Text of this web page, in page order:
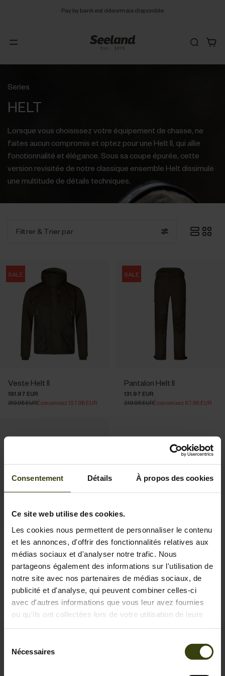
Consentement Détails À propos des cookies
Ce site web utilise des cookies.
Les cookies nous permettent de personnaliser le contenu
et les annonces, d'offrir des fonctionnalités relatives aux
médias sociaux et d'analyser notre trafic. Nous
partageons également des informations sur l'utilisation de
notre site avec nos partenaires de médias sociaux, de
publicité et d'analyse, qui peuvent combiner celles-ci
avec d'autres informations que vous leur avez fournies
ou qu'ils ont collectées lors de votre utilisation de leurs
Nécessaires
Pay by bank est désormais disponible
Series
HELT
Lorsque vous choisissez votre équipement de chasse, ne
faites aucun compromis et optez pour une Helt II, qui allie
fonctionnalité et élégance. Sous sa coupe épurée, cette
version revisitée de notre classique ensemble Helt dissimule
une multitude de détails techniques.
Filtrer & Trier par
SALE
Veste Helt II
191.97 EUR
319.95 EURÉconomisez 127.98 EUR
SALE
Pantalon Helt II
131.97 EUR
219.95 EURÉconomisez 87.98 EUR
Chapeau Helt
64.95 EUR
1